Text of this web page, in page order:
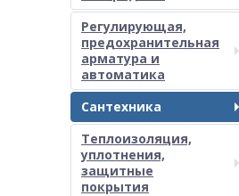
Регулирующая,
предохранительная
арматура и
автоматика
Сантехника
Теплоизоляция,
уплотнения,
защитные
покрытия